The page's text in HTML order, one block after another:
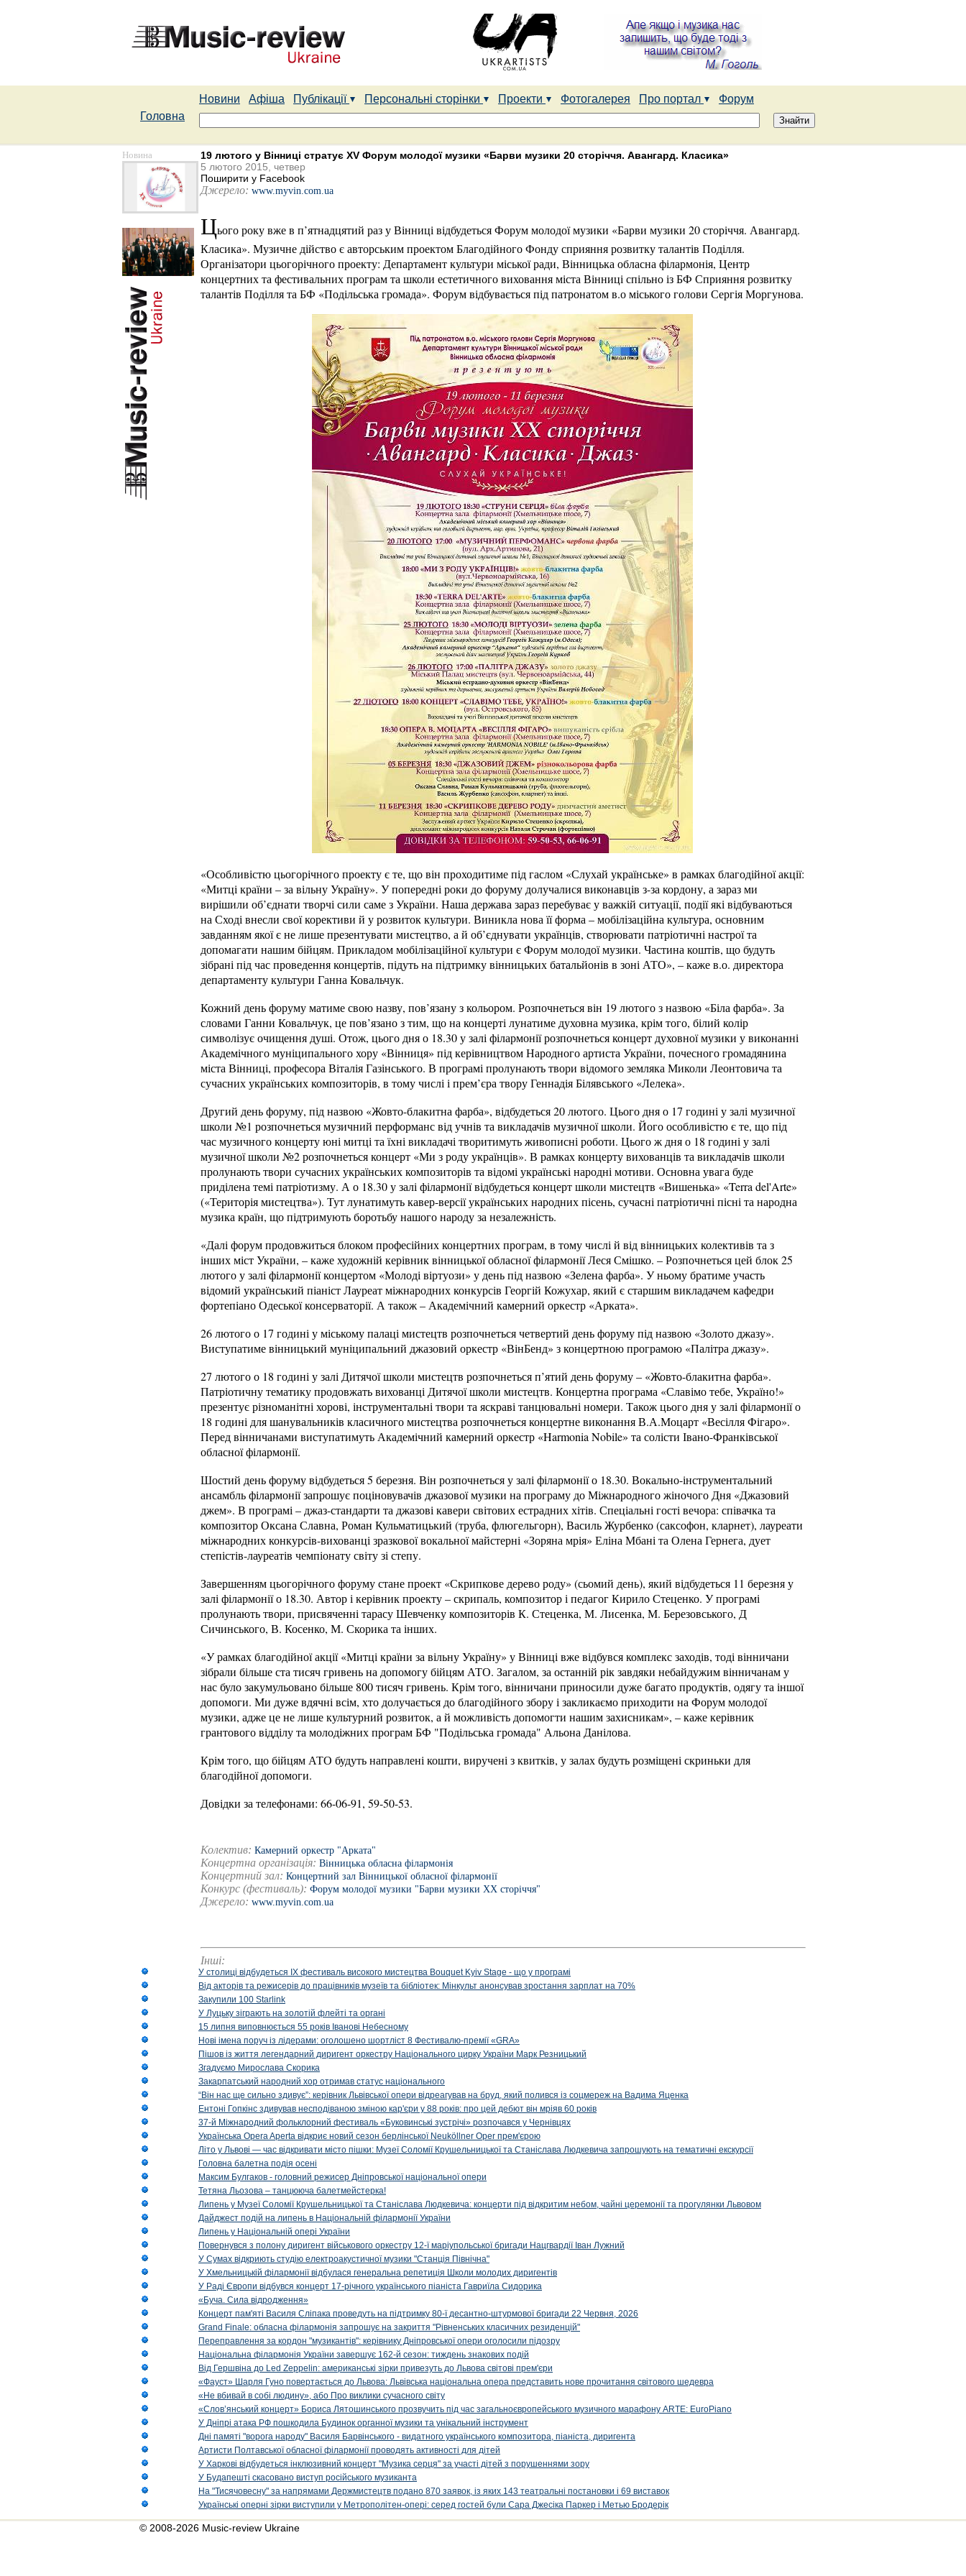
Новини Афіша Публікації Персональні сторінки Проекти Фотогалерея Про портал
Форум
Головна
Новина
19 лютого у Вінниці стратує XV Форум молодої музики «Барви музики 20 сторіччя. Авангард. Класика»
5 лютого 2015, четвер
Поширити у Facebook
Джерело: www.myvin.com.ua
Цього року вже в п’ятнадцятий раз у Вінниці відбудеться Форум молодої музики «Барви музики 20 сторіччя. Авангард.
Класика». Музичне дійство є авторським проектом Благодійного Фонду сприяння розвитку талантів Поділля.
Організатори цьогорічного проекту: Департамент культури міської ради, Вінницька обласна філармонія, Центр
концертних та фестивальних програм та школи естетичного виховання міста Вінниці спільно із БФ Сприяння розвитку
талантів Поділля та БФ «Подільська громада». Форум відбувається під патронатом в.о міського голови Сергія Моргунова.
«Особливістю цьогорічного проекту є те, що він проходитиме під гаслом «Слухай українське» в рамках благодійної акції:
«Митці країни – за вільну Україну». У попередні роки до форуму долучалися виконавців з-за кордону, а зараз ми
вирішили об’єднати творчі сили саме з України. Наша держава зараз перебуває у важкій ситуації, події які відбуваються
на Сході внесли свої корективи й у розвиток культури. Виникла нова її форма – мобілізаційна культура, основним
завданням якої є не лише презентувати мистецтво, а й об’єднувати українців, створювати патріотичні настрої та
допомагати нашим бійцям. Прикладом мобілізаційної культури є Форум молодої музики. Частина коштів, що будуть
зібрані під час проведення концертів, підуть на підтримку вінницьких батальйонів в зоні АТО», – каже в.о. директора
департаменту культури Ганна Ковальчук.
Кожний день форуму матиме свою назву, пов’язану з кольором. Розпочнеться він 19 лютого з назвою «Біла фарба». За
словами Ганни Ковальчук, це пов’язано з тим, що на концерті лунатиме духовна музика, крім того, білий колір
символізує очищення душі. Отож, цього дня о 18.30 у залі філармонії розпочнеться концерт духовної музики у виконанні
Академічного муніципального хору «Вінниця» під керівництвом Народного артиста України, почесного громадянина
міста Вінниці, професора Віталія Газінського. В програмі пролунають твори відомого земляка Миколи Леонтовича та
сучасних українських композиторів, в тому числі і прем’єра твору Геннадія Білявського «Лелека».
Другий день форуму, під назвою «Жовто-блакитна фарба», відбудеться 20 лютого. Цього дня о 17 годині у залі музичної
школи №1 розпочнеться музичний перформанс від учнів та викладачів музичної школи. Його особливістю є те, що під
час музичного концерту юні митці та їхні викладачі творитимуть живописні роботи. Цього ж дня о 18 годині у залі
музичної школи №2 розпочнеться концерт «Ми з роду українців». В рамках концерту вихованців та викладачів школи
пролунають твори сучасних українських композиторів та відомі українські народні мотиви. Основна увага буде
приділена темі патріотизму. А о 18.30 у залі філармонії відбудеться концерт школи мистецтв «Вишенька» «Terra del'Arte»
(«Територія мистецтва»). Тут лунатимуть кавер-версії українських народних пісень, сучасні патріотичні пісні та народна
музика країн, що підтримують боротьбу нашого народу за незалежність.
«Далі форум продовжиться блоком професійних концертних програм, в тому числі й від вінницьких колективів та з
інших міст України, – каже художній керівник вінницької обласної філармонії Леся Смішко. – Розпочнеться цей блок 25
лютого у залі філармонії концертом «Молоді віртуози» у день під назвою «Зелена фарба». У ньому братиме участь
відомий український піаніст Лауреат міжнародних конкурсів Георгій Кожухар, який є старшим викладачем кафедри
фортепіано Одеської консерваторії. А також – Академічний камерний оркестр «Арката».
26 лютого о 17 годині у міському палаці мистецтв розпочнеться четвертий день форуму під назвою «Золото джазу».
Виступатиме вінницький муніципальний джазовий оркестр «ВінБенд» з концертною програмою «Палітра джазу».
27 лютого о 18 годині у залі Дитячої школи мистецтв розпочнеться п’ятий день форуму – «Жовто-блакитна фарба».
Патріотичну тематику продовжать вихованці Дитячої школи мистецтв. Концертна програма «Славімо тебе, Україно!»
презентує різноманітні хорові, інструментальні твори та яскраві танцювальні номери. Також цього дня у залі філармонії о
18 годині для шанувальників класичного мистецтва розпочнеться концертне виконання В.А.Моцарт «Весілля Фігаро».
Перед вінничанами виступатимуть Академічний камерний оркестр «Harmonia Nobile» та солісти Івано-Франківської
обласної філармонії.
Шостий день форуму відбудеться 5 березня. Він розпочнеться у залі філармонії о 18.30. Вокально-інструментальний
ансамбль філармонії запрошує поціновувачів джазової музики на програму до Міжнародного жіночого Дня «Джазовий
джем». В програмі – джаз-стандарти та джазові кавери світових естрадних хітів. Спеціальні гості вечора: співачка та
композитор Оксана Славна, Роман Кульматицький (труба, флюгельгорн), Василь Журбенко (саксофон, кларнет), лауреати
міжнародних конкурсів-вихованці зразкової вокальної майстерні «Зоряна мрія» Еліна Мбані та Олена Гернега, дует
степістів-лауреатів чемпіонату світу зі степу.
Завершенням цьогорічного форуму стане проект «Скрипкове дерево роду» (сьомий день), який відбудеться 11 березня у
залі філармонії о 18.30. Автор і керівник проекту – скрипаль, композитор і педагог Кирило Стеценко. У програмі
пролунають твори, присвяченні тарасу Шевченку композиторів К. Стеценка, М. Лисенка, М. Березовського, Д
Сичинського, В. Косенко, М. Скорика та інших.
«У рамках благодійної акції «Митці країни за вільну Україну» у Вінниці вже відбувся комплекс заходів, тоді вінничани
зібрали більше ста тисяч гривень на допомогу бійцям АТО. Загалом, за останній рік завдяки небайдужим вінничанам у
нас було закумульовано більше 800 тисяч гривень. Крім того, вінничани приносили дуже багато продуктів, одягу та іншої
допомоги. Ми дуже вдячні всім, хто долучається до благодійного збору і закликаємо приходити на Форум молодої
музики, адже це не лише культурний розвиток, а й можливість допомогти нашим захисникам», – каже керівник
грантового відділу та молодіжних програм БФ "Подільська громада" Альона Данілова.
Крім того, що бійцям АТО будуть направлені кошти, виручені з квитків, у залах будуть розміщені скриньки для
благодійної допомоги.
Довідки за телефонами: 66-06-91, 59-50-53.
Колектив: Камерний оркестр "Арката"
Концертна організація: Вінницька обласна філармонія
Концертний зал: Концертний зал Вінницької обласної філармонії
Конкурс (фестиваль): Форум молодої музики "Барви музики ХХ сторіччя"
Джерело: www.myvin.com.ua
Інші:
У столиці відбудеться IX фестиваль високого мистецтва Bouquet Kyiv Stage - що у програмі
Від акторів та режисерів до працівників музеїв та бібліотек: Мінкульт анонсував зростання зарплат на 70%
Закупили 100 Starlink
У Луцьку зіграють на золотій флейті та органі
15 липня виповнюється 55 років Іванові Небесному
Нові імена поруч із лідерами: оголошено шортліст 8 Фестивалю-премії «GRA»
Пішов із життя легендарний диригент оркестру Національного цирку України Марк Резницький
Згадуємо Мирослава Скорика
Закарпатський народний хор отримав статус національного
“Він нас ще сильно здивує”: керівник Львівської опери відреагував на бруд, який полився із соцмереж на Вадима Яценка
Ентоні Гопкінс здивував несподіваною зміною кар'єри у 88 років: про цей дебют він мріяв 60 років
37-й Міжнародний фольклорний фестиваль «Буковинські зустрічі» розпочався у Чернівцях
Українська Opera Aperta відкриє новий сезон берлінської Neuköllner Oper прем'єрою
Літо у Львові — час відкривати місто пішки: Музеї Соломії Крушельницької та Станіслава Людкевича запрошують на тематичні екскурсії
Головна балетна подія осені
Максим Булгаков - головний режисер Дніпровської національної опери
Тетяна Льозова – танцююча балетмейстерка!
Липень у Музеї Соломії Крушельницької та Станіслава Людкевича: концерти під відкритим небом, чайні церемонії та прогулянки Львовом
Дайджест подій на липень в Національній філармонії України
Липень у Національній опері України
Повернувся з полону диригент військового оркестру 12-ї маріупольської бригади Нацгвардії Іван Лужний
У Сумах відкриють студію електроакустичної музики "Станція Північна"
У Хмельницькій філармонії відбулася генеральна репетиція Школи молодих диригентів
У Раді Європи відбувся концерт 17-річного українського піаніста Гавриїла Сидорика
«Буча. Сила відродження»
Концерт пам'яті Василя Сліпака проведуть на підтримку 80-ї десантно-штурмової бригади 22 Червня, 2026
Grand Finale: обласна філармонія запрошує на закриття "Рівненських класичних резиденцій"
Переправлення за кордон "музикантів": керівнику Дніпровської опери оголосили підозру
Національна філармонія України завершує 162-й сезон: тиждень знакових подій
Від Гершвіна до Led Zeppelin: американські зірки привезуть до Львова світові прем'єри
«Фауст» Шарля Гуно повертається до Львова: Львівська національна опера представить нове прочитання світового шедевра
«Не вбивай в собі людину», або Про виклики сучасного світу
«Слов’янський концерт» Бориса Лятошинського прозвучить під час загальноєвропейського музичного марафону ARTE: EuroPiano
У Дніпрі атака РФ пошкодила Будинок органної музики та унікальний інструмент
Дні памяті "ворога народу" Василя Барвінського - видатного українського композитора, піаніста, диригента
Артисти Полтавської обласної філармонії проводять активності для дітей
У Харкові відбудеться інклюзивний концерт "Музика серця" за участі дітей з порушеннями зору
У Будапешті скасовано виступ російського музиканта
На "Тисячовесну" за напрямами Держмистецтв подано 870 заявок, із яких 143 театральні постановки і 69 виставок
Українські оперні зірки виступили у Метрополітен-опері: серед гостей були Сара Джесіка Паркер і Метью Бродерік
© 2008-2026 Music-review Ukraine